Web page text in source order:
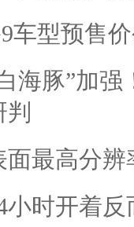
车型预售
海豚”加
面最高分
小时开着